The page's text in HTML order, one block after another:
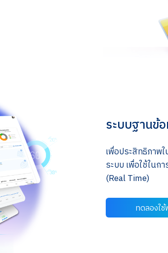
ระบบฐานข้
เพื่อประสิทธิภาพ
ระบบ เพื่อใช้ในก
(Real Time)
ทดลองใ